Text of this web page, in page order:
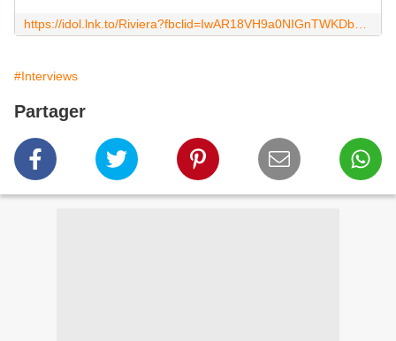
#Interviews
Partager